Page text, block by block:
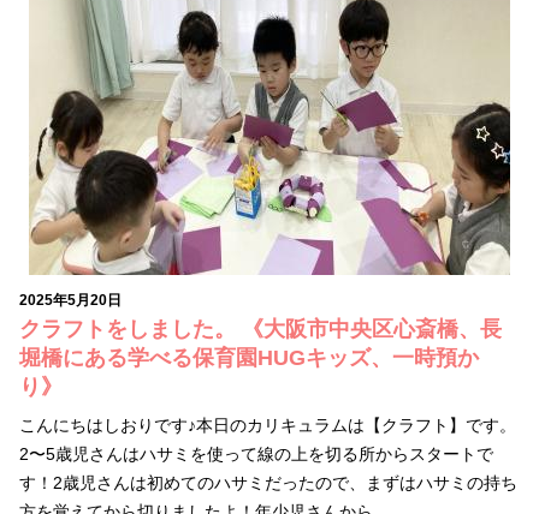
2025年5月20日
クラフトをしました。 《大阪市中央区心斎橋、長
堀橋にある学べる保育園HUGキッズ、一時預か
り》
こんにちはしおりです♪本日のカリキュラムは【クラフト】です。
2〜5歳児さんはハサミを使って線の上を切る所からスタートで
す！2歳児さんは初めてのハサミだったので、まずはハサミの持ち